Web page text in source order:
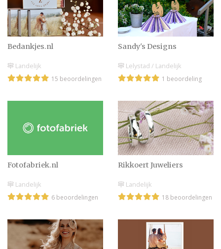
Bedankjes.nl
Landelijk
15 beoordelingen
Sandy's Designs
Lelystad / Landelijk
1 beoordeling
Fotofabriek.nl
Landelijk
6 beoordelingen
Rikkoert Juweliers
Landelijk
18 beoordelingen